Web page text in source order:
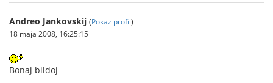
Andreo Jankovskij (Pokaż profil)
18 maja 2008, 16:25:15
Bonaj bildoj